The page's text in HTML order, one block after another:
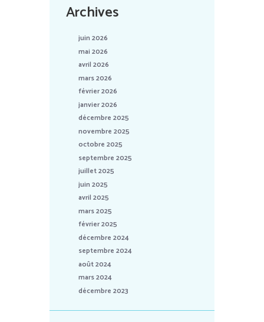
Archives
juin 2026
mai 2026
avril 2026
mars 2026
février 2026
janvier 2026
décembre 2025
novembre 2025
octobre 2025
septembre 2025
juillet 2025
juin 2025
avril 2025
mars 2025
février 2025
décembre 2024
septembre 2024
août 2024
mars 2024
décembre 2023